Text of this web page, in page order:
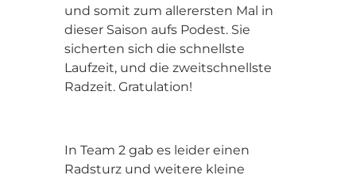
und somit zum allerersten Mal in
dieser Saison aufs Podest. Sie
sicherten sich die schnellste
Laufzeit, und die zweitschnellste
Radzeit. Gratulation!
In Team 2 gab es leider einen
Radsturz und weitere kleine